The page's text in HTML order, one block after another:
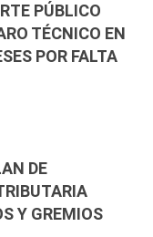
PÚBLICO
TÉCNICO EN
POR FALTA
DE
Y GREMIOS